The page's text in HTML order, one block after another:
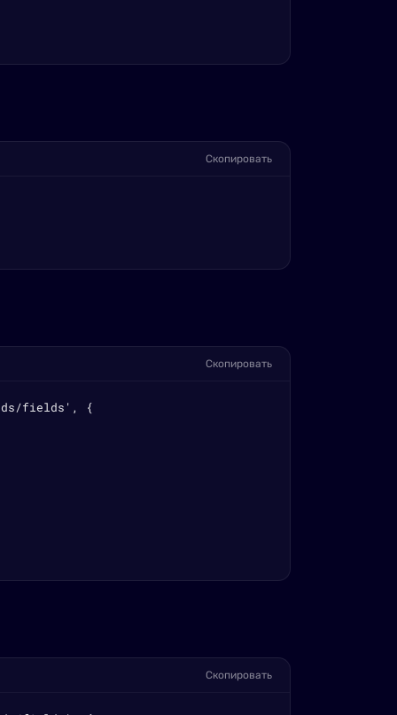
Скопировать
Скопировать
fields', {
Скопировать